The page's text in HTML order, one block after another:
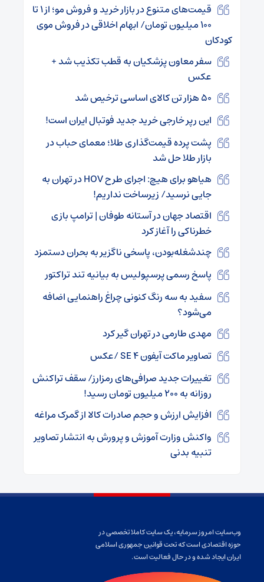
قیمت‌های متنوع در بازار خرید و فروش مو؛ از ۱ تا
۱۰۰ میلیون تومان/ ابهام اخلاقی در فروش موی
کودکان
سفر معاون پزشکیان به قطب تکذیب شد +
عکس
۵۰ هزار تن کالای اساسی ترخیص شد
این رپر خارجی خرید جدید فوتبال ایران است!
پشت پرده قیمت‌گذاری طلا؛ معمای حباب در
بازار طلا حل شد
هیاهو برای هیچ: اجرای طرح HOV در تهران به
جایی نرسید/ زیرساخت نداریم!
اقتصاد جهان در آستانه طوفان | ترامپ بازی
خطرناکی را آغاز کرد
چندشغله‌بودن، پاسخی ناگزیر به بحران دستمزد
پاسخ رسمی پرسپولیس به بیانیه تند تراکتور
سفید به سه رنگ کنونی چراغ راهنمایی اضافه
می‌شود؟
مهدی طارمی در تهران گیر کرد
تصاویر ماکت آیفون SE 4 /عکس
تغییرات جدید صرافی‌های رمزارز/ سقف تراکنش
روزانه به ۲۰۰ میلیون تومان رسید!
افزایش ارزش و حجم صادرات کالا از گمرک مراغه
واکنش وزارت آموزش و پرورش به انتشار تصاویر
تنبیه بدنی
وب‌سایت امروز سرمایه، یک سایت کاملا تخصصی در
حوزه اقتصادی است که تحت قوانین جمهوری اسلامی
ایران ایجاد شده و در حال فعالیت است.